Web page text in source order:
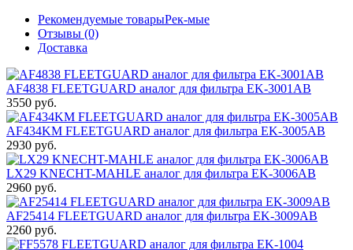
Рекомендуемые товарыРек-мые
Отзывы (0)
Доставка
AF4838 FLEETGUARD аналог для фильтра EK-3001AB
3550 руб.
AF434KM FLEETGUARD аналог для фильтра EK-3005AB
2930 руб.
LX29 KNECHT-MAHLE аналог для фильтра EK-3006AB
2960 руб.
AF25414 FLEETGUARD аналог для фильтра EK-3009AB
2260 руб.